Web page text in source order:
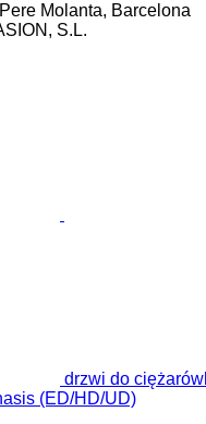
Molanta, Barcelona
S.L.
drzwi do
(ED/HD/UD)